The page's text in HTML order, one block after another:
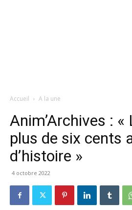
Accueil A la une
Anim’Archives : «
plus de six cents
d’histoire »
4 octobre 2022